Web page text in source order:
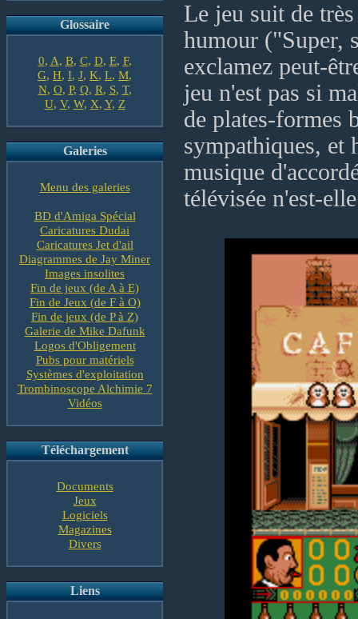
Glossaire
0, A, B, C, D, E, F,
G, H, I, J, K, L, M,
N, O, P, Q, R, S, T,
U, V, W, X, Y, Z
Galeries
Menu des galeries
BD d'Amiga Spécial
Caricatures Dudai
Caricatures Jet d'ail
Diagrammes de Jay Miner
Images insolites
Fin de jeux (de A à E)
Fin de Jeux (de F à O)
Fin de jeux (de P à Z)
Galerie de Mike Dafunk
Logos d'Obligement
Pubs pour matériels
Systèmes d'exploitation
Trombinoscope Alchimie 7
Vidéos
Téléchargement
Documents
Jeux
Logiciels
Magazines
Divers
Liens
Le jeu suit de
humour ("Super,
exclamez peut-
jeu n'est pas si
de plates-formes
sympathiques, et
musique
télévisée n'est-